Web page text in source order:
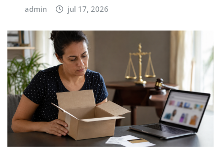
admin jul 17, 2026